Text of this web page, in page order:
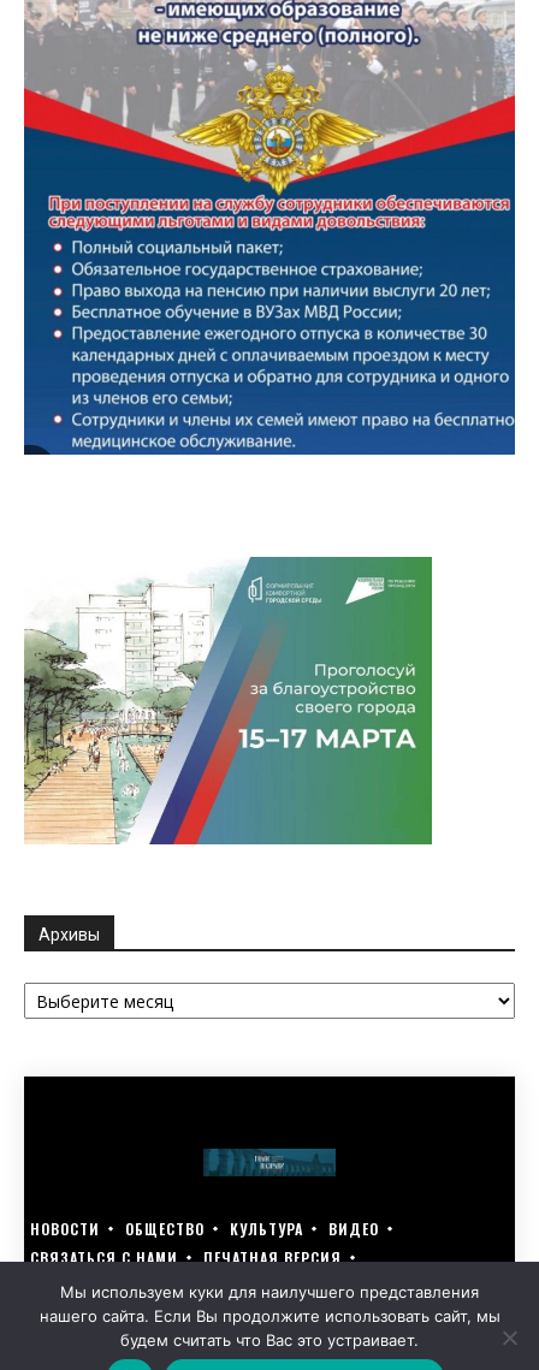
Архивы
Архивы
НОВОСТИ ОБЩЕСТВО КУЛЬТУРА
ВИДЕО
СВЯЗАТЬСЯ С НАМИ
ПЕЧАТНАЯ ВЕРСИЯ
ГОЛОСУЙ ЗА БЛАГОУСТРОЙСТВО СВОЕГО ГОРОДА 15–17 МАРТА
GOLOS-NAZRANI.RU ВСЕ ПРАВА ЗАЩИЩЕНЫ | РАЗРАБОТАНО KARTOEV.RU
ПОЛИТИКА ОБРАБОТКИ ПЕРСОНАЛЬНЫХ ДАННЫХ
Мы используем куки для наилучшего представления
нашего сайта. Если Вы продолжите использовать сайт, мы
будем считать что Вас это устраивает.